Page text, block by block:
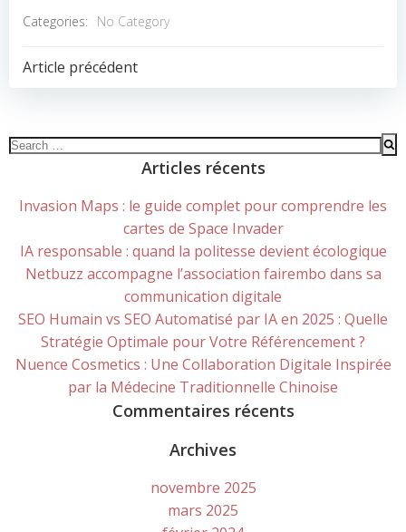
Categories: No Category
POST
Article précédent
Search
Articles récents
Invasion Maps : le guide complet pour comprendre les
cartes de Space Invader
IA responsable : quand la politesse devient écologique
Netbuzz accompagne l’association fairembo dans sa
communication digitale
SEO Humain vs SEO Automatisé par IA en 2025 : Quelle
Stratégie Optimale pour Votre Référencement ?
Nuence Cosmetics : Une Collaboration Digitale Inspirée
par la Médecine Traditionnelle Chinoise
Commentaires récents
Archives
novembre 2025
mars 2025